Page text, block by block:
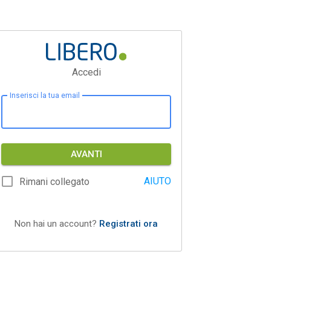
Accedi
Inserisci la tua email
AVANTI
Rimani collegato AIUTO
Non hai un account? Registrati ora